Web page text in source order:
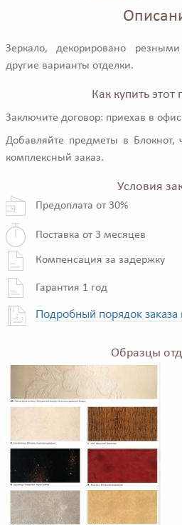
Зеркало, декорировано
другие варианты отделки.
Как купить этот
Заключите договор: приехав в
Добавляйте предметы в Блокнот,
комплексный заказ.
Условия
Предоплата от 30%
Поставка от 3 месяцев
Компенсация за задержку
Гарантия 1 год
Подробный порядок заказа
Образцы